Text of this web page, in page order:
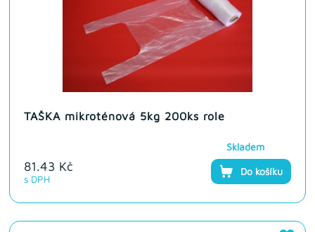
TAŠKA mikroténová 5kg 200ks role
81.43 Kč
s DPH
Skladem
Do košíku